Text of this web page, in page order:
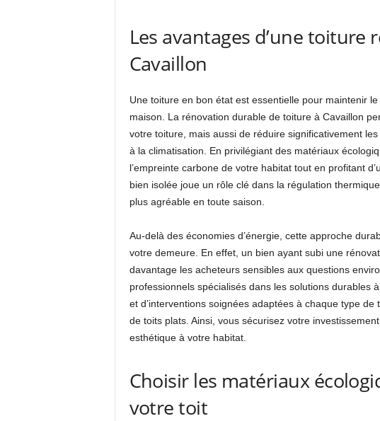
Les avantages d’une
Cavaillon
Une toiture en bon état est essentielle pour maintenir
maison. La rénovation durable de toiture à Cavaillon
votre toiture, mais aussi de réduire significativement
à la climatisation. En privilégiant des matériaux
l’empreinte carbone de votre habitat tout en profitant
bien isolée joue un rôle clé dans la régulation
plus agréable en toute saison.
Au-delà des économies d’énergie, cette approche
votre demeure. En effet, un bien ayant subi une
davantage les acheteurs sensibles aux questions
professionnels spécialisés dans les solutions durables
et d’interventions soignées adaptées à chaque type de
de toits plats. Ainsi, vous sécurisez votre
esthétique à votre habitat.
Choisir les matériaux
votre toit